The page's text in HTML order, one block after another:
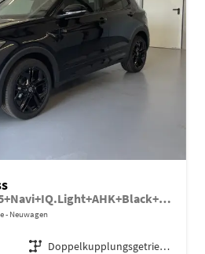
R-Line 150PS DSG GV5+Navi+IQ.Light+AHK+Black+Cam+Keyless+Side+Climatronic
Neuwagen
Getriebe
Doppelkupplungsgetriebe (DSG)